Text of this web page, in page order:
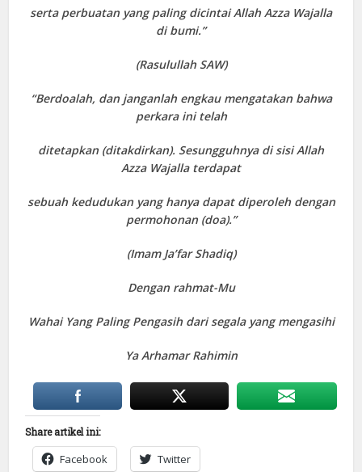
serta perbuatan yang paling dicintai Allah Azza Wajalla
di bumi.”
(Rasulullah SAW)
“Berdoalah, dan janganlah engkau mengatakan bahwa
perkara ini telah
ditetapkan (ditakdirkan). Sesungguhnya di sisi Allah
Azza Wajalla terdapat
sebuah kedudukan yang hanya dapat diperoleh dengan
permohonan (doa).”
(Imam Ja’far Shadiq)
Dengan rahmat-Mu
Wahai Yang Paling Pengasih dari segala yang mengasihi
Ya Arhamar Rahimin
Share artikel ini:
Facebook Twitter